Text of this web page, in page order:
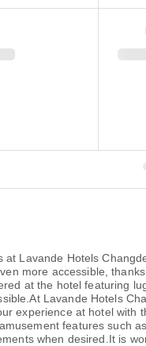
Lavande Hotels
more accessible,
at the hotel featuring
Lavande Hotels
experience at hotel
features such
when desired.It is